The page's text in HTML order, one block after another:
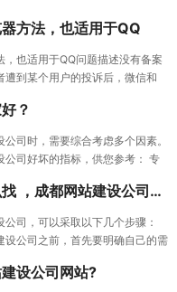
方法，也适用于QQ
也适用于QQ问题描述没有备案
遭到某个用户的投诉后，微信和
？
司时，需要综合考虑多个因素。
公司好坏的指标，供您参考： 专
网站建设公司怎么找 ，成都网站建设公司做网站靠谱吗
司，可以采取以下几个步骤：
设公司之前，首先要明确自己的需
设公司网站?